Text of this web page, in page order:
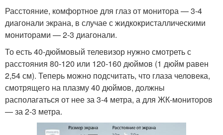
Расстояние, комфортное для глаз от монитора — 3-4
диагонали экрана, в случае с жидкокристаллическими
мониторами — 2-3 диагонали.
То есть 40-дюймовый телевизор нужно смотреть с
расстояния 80-120 или 120-160 дюймов (1 дюйм равен
2,54 см). Теперь можно подсчитать, что глаза человека,
смотрящего на плазму 40 дюймов, должны
располагаться от нее за 3-4 метра, а для ЖК-мониторов
— за 2-3 метра.